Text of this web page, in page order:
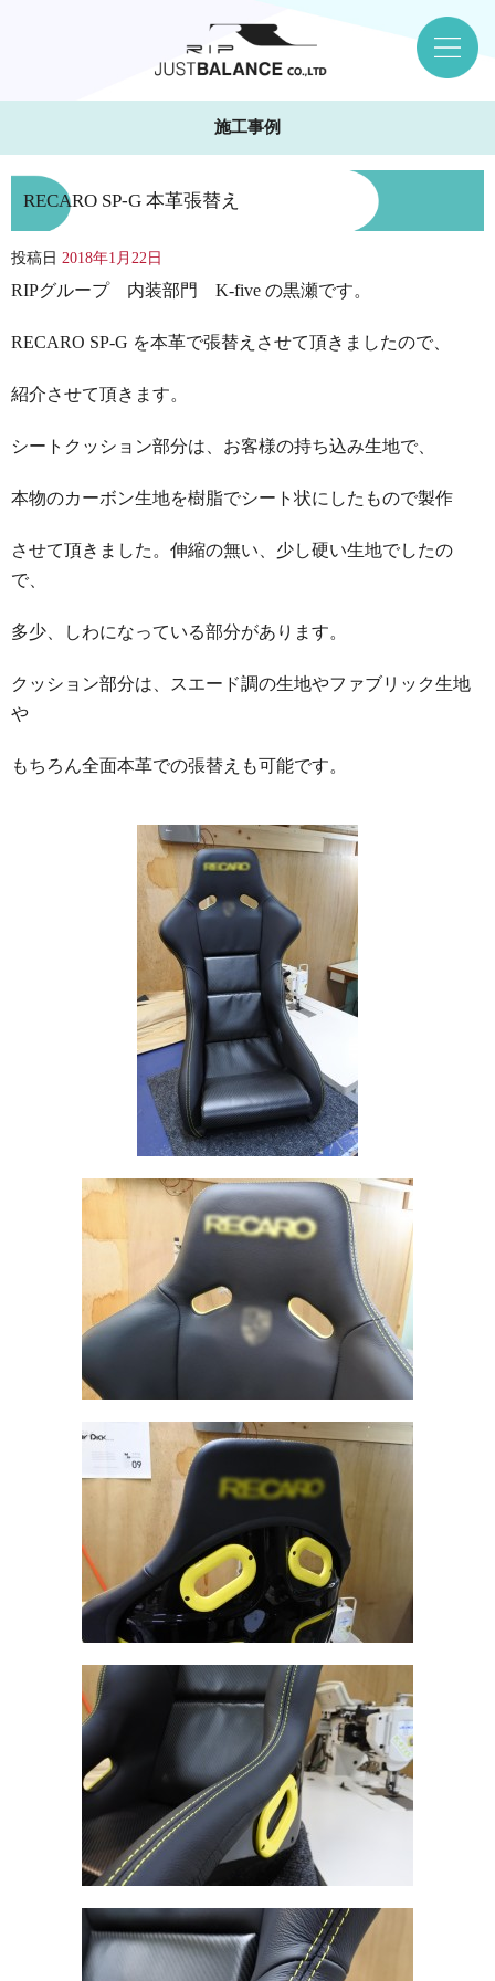
施工事例
RECARO SP-G 本革張替え
投稿日 2018年1月22日
RIPグループ 内装部門 K-five の黒瀬です。
RECARO SP-G を本革で張替えさせて頂きましたので、
紹介させて頂きます。
シートクッション部分は、お客様の持ち込み生地で、
本物のカーボン生地を樹脂でシート状にしたもので製作
させて頂きました。伸縮の無い、少し硬い生地でしたの
で、
多少、しわになっている部分があります。
クッション部分は、スエード調の生地やファブリック生地
や
もちろん全面本革での張替えも可能です。